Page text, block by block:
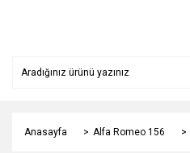
Anasayfa Alfa Romeo 156